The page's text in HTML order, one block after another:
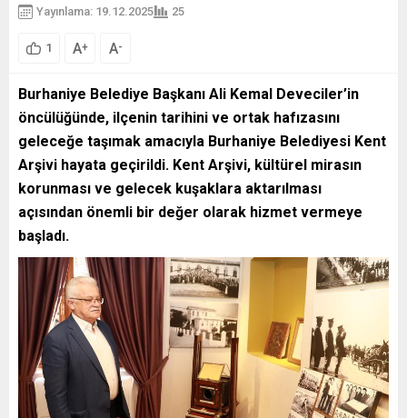
Yayınlama: 19.12.2025 25
1 A+ A-
Burhaniye Belediye Başkanı Ali Kemal Deveciler’in
öncülüğünde, ilçenin tarihini ve ortak hafızasını
geleceğe taşımak amacıyla Burhaniye Belediyesi Kent
Arşivi hayata geçirildi. Kent Arşivi, kültürel mirasın
korunması ve gelecek kuşaklara aktarılması
açısından önemli bir değer olarak hizmet vermeye
başladı.